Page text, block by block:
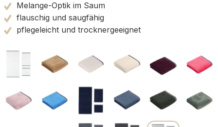
Melange-Optik im Saum
flauschig und saugfähig
pflegeleicht und trocknergeeignet